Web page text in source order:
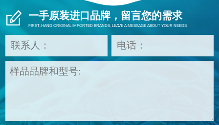
一手原装进口品牌，留言您的需求
FIRST-HAND ORIGINAL IMPORTED BRANDS, LEAVE A MESSAGE ABOUT YOUR NEEDS